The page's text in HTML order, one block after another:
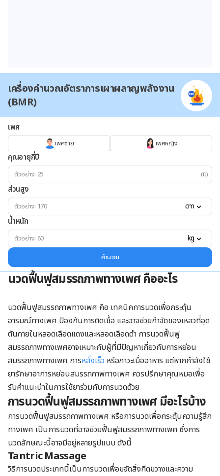
เครื่องคำนวณอัตราการเผาผลาญพลังงาน
(BMR)
เพศ
เพศชาย เพศหญิง
คุณอายุกี่ปี
(ปี)
ส่วนสูง
cm
น้ำหนัก
kg
คำนวณ
นวดฟื้นฟูสมรรถภาพทางเพศ คืออะไร
นวดฟื้นฟูสมรรถภาพทางเพศ คือ เทคนิคการนวดเพื่อกระตุ้น
อารมณ์ทางเพศ ป้องกันการติดเชื้อ และอาจช่วยกำจัดของเหลวที่อุด
ตันภายในหลอดเลือดแดงและหลอดเลือดดำ การนวดฟื้นฟู
สมรรถภาพทางเพศอาจเหมาะกับผู้ที่มีปัญหาเกี่ยวกับการหย่อน
สมรรถภาพทางเพศ การหลั่งเร็ว หรือภาวะเบื่ออาหาร แต่หากกำลังใช้
ยารักษาอาการหย่อนสมรรถภาพทางเพศ ควรปรึกษาคุณหมอเพื่อ
รับคำแนะนำในการใช้ยาร่วมกับการนวดด้วย
การนวดฟื้นฟูสมรรถภาพทางเพศ มีอะไรบ้าง
การนวดฟื้นฟูสมรรถภาพทางเพศ หรือการนวดเพื่อกระตุ้นความรู้สึก
ทางเพศ เป็นการนวดที่อาจช่วยฟื้นฟูสมรรถภาพทางเพศ ซึ่งการ
นวดลักษณะนี้อาจมีอยู่หลายรูปแบบ ดังนี้
Tantric Massage
วิธีการนวดประเภทนี้เป็นการนวดเพื่อขจัดสิ่งกีดขวางและความ